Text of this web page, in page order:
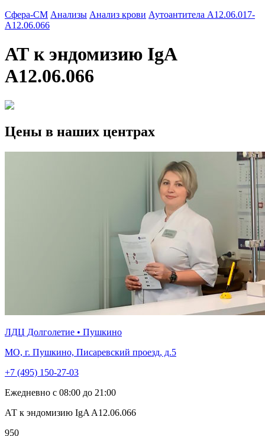
Сфера-СМ Анализы Анализ крови Аутоантитела A12.06.017-
A12.06.066
АТ к эндомизию IgA
A12.06.066
Цены в наших центрах
ЛДЦ Долголетие • Пушкино
МО, г. Пушкино, Писаревский проезд, д.5
+7 (495) 150-27-03
Ежедневно с 08:00 до 21:00
АТ к эндомизию IgA A12.06.066
950